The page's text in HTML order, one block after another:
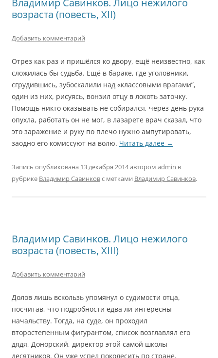
Владимир Савинков. Лицо нежилого
возраста (повесть, XII)
Добавить комментарий
Отрез как раз и пришёлся ко двору, ещё неизвестно, как
сложилась бы судьба. Ещё в бараке, где уголовники,
сгрудившись, зубоскалили над «классовыми врагами”,
один из них, рисуясь, вонзил отцу в локоть заточку.
Помощь никто оказывать не собирался, через день рука
опухла, работать он не мог, в лазарете врач сказал, что
это заражение и руку по плечо нужно ампутировать,
заодно его комиссуют на волю. Читать далее →
Запись опубликована 13 декабря 2014автором admin в
рубрике Владимир Савинковс метками Владимир Савинков.
Владимир Савинков. Лицо нежилого
возраста (повесть, XIII)
Добавить комментарий
Долов лишь вскользь упомянул о судимости отца,
посчитав, что подробности едва ли интересны
начальству. Тогда, на суде, он проходил
второстепенным фигурантом, список возглавлял его
дядя, Донорский, директор этой самой школы
десятников. Он уже успел поколесить по стране,